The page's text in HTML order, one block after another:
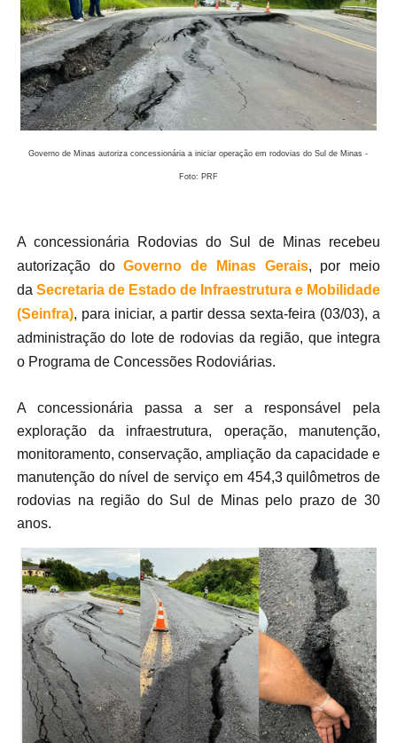
Governo de Minas autoriza concessionária a iniciar operação em rodovias do Sul de Minas -
Foto: PRF
A concessionária Rodovias do Sul de Minas recebeu
autorização doGoverno de Minas Gerais, por meio
da Secretaria de Estado de Infraestrutura e Mobilidade
(Seinfra), para iniciar, a partir dessa sexta-feira (03/03), a
administração do lote de rodovias da região, que integra
o Programa de Concessões Rodoviárias.
A concessionária passa a ser a responsável pela
exploração da infraestrutura, operação, manutenção,
monitoramento, conservação, ampliação da capacidade e
manutenção do nível de serviço em 454,3 quilômetros de
rodovias na região do Sul de Minas pelo prazo de 30
anos.